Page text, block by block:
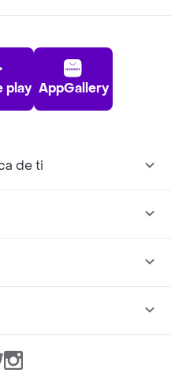
play AppGallery
de ti
Instagram